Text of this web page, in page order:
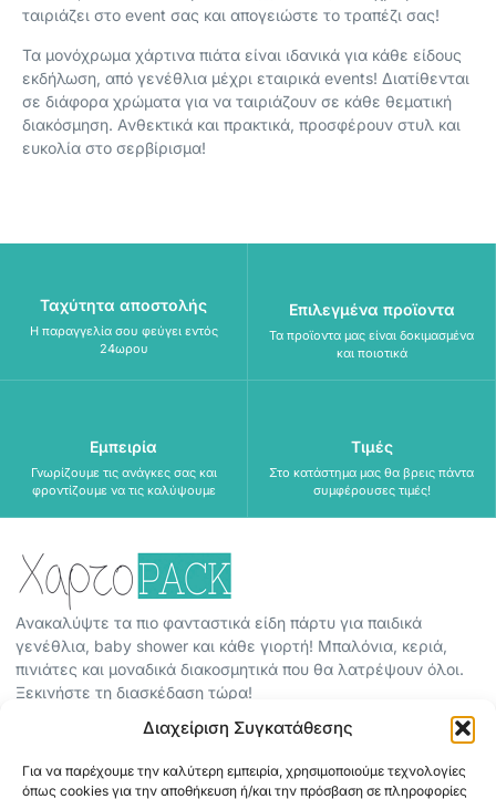
Διαχείριση Συγκατάθεσης
Για να παρέχουμε την καλύτερη εμπειρία, χρησιμοποιούμε τεχνολογίες
όπως cookies για την αποθήκευση ή/και την πρόσβαση σε πληροφορίες
ταιριάζει στο event σας και απογειώστε το τραπέζι σας!
Τα μονόχρωμα χάρτινα πιάτα είναι ιδανικά για κάθε είδους
εκδήλωση, από γενέθλια μέχρι εταιρικά events! Διατίθενται
σε διάφορα χρώματα για να ταιριάζουν σε κάθε θεματική
διακόσμηση. Ανθεκτικά και πρακτικά, προσφέρουν στυλ και
ευκολία στο σερβίρισμα!
Ταχύτητα αποστολής
Η παραγγελία σου φεύγει εντός
24ωρου
Επιλεγμένα προϊοντα
Τα προϊοντα μας είναι δοκιμασμένα
και ποιοτικά
Εμπειρία
Γνωρίζουμε τις ανάγκες σας και
φροντίζουμε να τις καλύψουμε
Τιμές
Στο κατάστημα μας θα βρεις πάντα
συμφέρουσες τιμές!
Ανακαλύψτε τα πιο φανταστικά είδη πάρτυ για παιδικά
γενέθλια, baby shower και κάθε γιορτή! Μπαλόνια, κεριά,
πινιάτες και μοναδικά διακοσμητικά που θα λατρέψουν όλοι.
Ξεκινήστε τη διασκέδαση τώρα!
ΟΡΟΙ ΧΡΗΣΗΣ